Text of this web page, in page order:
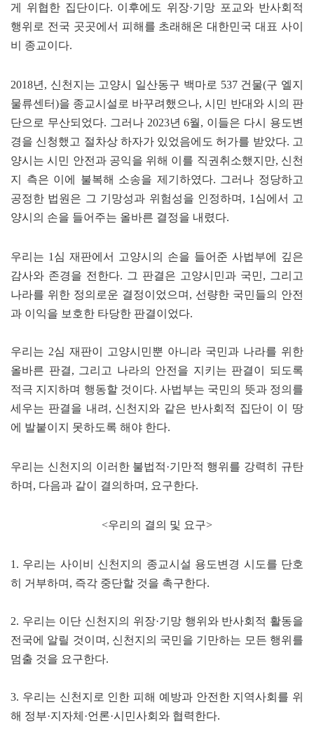
게 위협한 집단이다. 이후에도 위장·기망 포교와 반사회적
행위로 전국 곳곳에서 피해를 초래해온 대한민국 대표 사이
비 종교이다.
2018년, 신천지는 고양시 일산동구 백마로 537 건물(구 엘지
물류센터)을 종교시설로 바꾸려했으나, 시민 반대와 시의 판
단으로 무산되었다. 그러나 2023년 6월, 이들은 다시 용도변
경을 신청했고 절차상 하자가 있었음에도 허가를 받았다. 고
양시는 시민 안전과 공익을 위해 이를 직권취소했지만, 신천
지 측은 이에 불복해 소송을 제기하였다. 그러나 정당하고
공정한 법원은 그 기망성과 위험성을 인정하며, 1심에서 고
양시의 손을 들어주는 올바른 결정을 내렸다.
우리는 1심 재판에서 고양시의 손을 들어준 사법부에 깊은
감사와 존경을 전한다. 그 판결은 고양시민과 국민, 그리고
나라를 위한 정의로운 결정이었으며, 선량한 국민들의 안전
과 이익을 보호한 타당한 판결이었다.
우리는 2심 재판이 고양시민뿐 아니라 국민과 나라를 위한
올바른 판결, 그리고 나라의 안전을 지키는 판결이 되도록
적극 지지하며 행동할 것이다. 사법부는 국민의 뜻과 정의를
세우는 판결을 내려, 신천지와 같은 반사회적 집단이 이 땅
에 발붙이지 못하도록 해야 한다.
우리는 신천지의 이러한 불법적·기만적 행위를 강력히 규탄
하며, 다음과 같이 결의하며, 요구한다.
<우리의 결의 및 요구>
1. 우리는 사이비 신천지의 종교시설 용도변경 시도를 단호
히 거부하며, 즉각 중단할 것을 촉구한다.
2. 우리는 이단 신천지의 위장·기망 행위와 반사회적 활동을
전국에 알릴 것이며, 신천지의 국민을 기만하는 모든 행위를
멈출 것을 요구한다.
3. 우리는 신천지로 인한 피해 예방과 안전한 지역사회를 위
해 정부·지자체·언론·시민사회와 협력한다.